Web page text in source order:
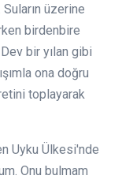
üzerine
birdenbire
Dev bir yılan gibi
ona doğru
toplayarak
Uyku Ülkesi'nde
Onu bulmam